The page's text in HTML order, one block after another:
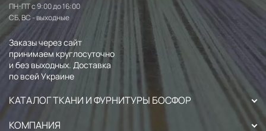
ПН-ПТ с 9:00 до 16:00
СБ, ВС - выходные
Заказы через сайт
принимаем круглосуточно
и без выходных. Доставка
по всей Украине
КАТАЛОГ ТКАНИ И ФУРНИТУРЫ БОСФОР
КОМПАНИЯ